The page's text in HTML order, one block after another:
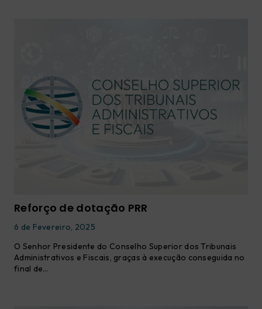
Reforço de dotação PRR
6 de Fevereiro, 2025
O Senhor Presidente do Conselho Superior dos Tribunais
Administrativos e Fiscais, graças à execução conseguida no
final de…